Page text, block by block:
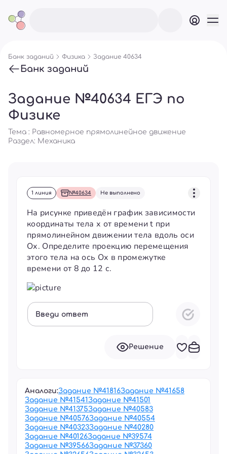
Банк заданий Физика Задание 40634
Банк заданий
Задание №40634 ЕГЭ по
Физике
Тема : Равномерное прямолинейное движение
Раздел: Механика
1 линия №40634 Не выполнено
На рисунке приведён график зависимости
координаты тела х от времени t при
прямолинейном движении тела вдоль оси
Ох. Определите проекцию перемещения
этого тела на ось Ох в промежутке
времени от 8 до 12 с.
Введи ответ
Решение
Аналоги:Задание №41816Задание №41658
Задание №41541Задание №41501
Задание №41375Задание №40583
Задание №40576Задание №40554
Задание №40323Задание №40280
Задание №40126Задание №39574
Задание №39566Задание №37360